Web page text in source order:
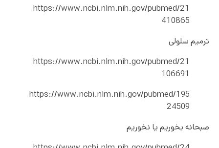
https://www.ncbi.nlm.nih.gov/pubmed/21
410865
ترمیم سلولی
https://www.ncbi.nlm.nih.gov/pubmed/21
106691
https://www.ncbi.nlm.nih.gov/pubmed/195
24509
صبحانه بخوریم یا نخوریم